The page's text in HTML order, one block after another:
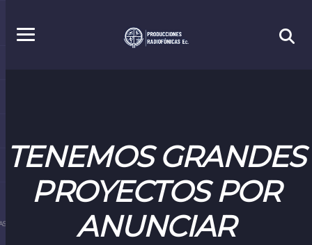
TENEMOS GRANDES
PROYECTOS POR
ANUNCIAR